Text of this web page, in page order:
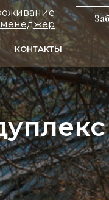
менеджер
КОНТАКТЫ